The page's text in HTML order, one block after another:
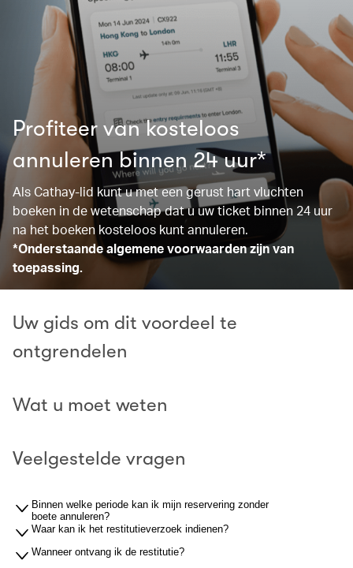
Profiteer van kosteloos
annuleren binnen 24 uur*
Als Cathay-lid kunt u met een gerust hart vluchten
boeken in de wetenschap dat u uw ticket binnen 24 uur
na het boeken kosteloos kunt annuleren.
*Onderstaande algemene voorwaarden zijn van
toepassing.
Uw gids om dit voordeel te
ontgrendelen
Wat u moet weten
Veelgestelde vragen
Binnen welke periode kan ik mijn reservering zonder
boete annuleren?
Waar kan ik het restitutieverzoek indienen?
Wanneer ontvang ik de restitutie?